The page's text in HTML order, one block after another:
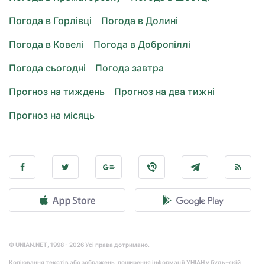
Погода в Горлівці
Погода в Долині
Погода в Ковелі
Погода в Добропіллі
Погода сьогодні
Погода завтра
Прогноз на тиждень
Прогноз на два тижні
Прогноз на місяць
© UNIAN.NET, 1998 - 2026 Усі права дотримано.
Копіювання текстів або зображень, поширення інформації УНІАН у будь-якій